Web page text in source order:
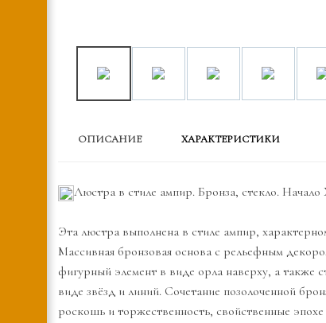
ОПИСАНИЕ ХАРАКТЕРИСТИКИ
Люстра в стиле ампир. Бронза, стекло. Начало
Эта люстра выполнена в стиле ампир,
Массивная бронзовая основа с рельефным
фигурный элемент в виде орла наверху, а также
виде звёзд и линий. Сочетание позолоченной
роскошь и торжественность, свойственные